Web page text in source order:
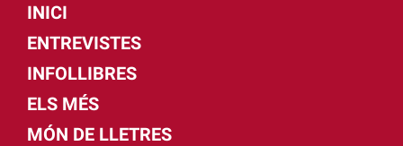
INICI
ENTREVISTES
INFOLLIBRES
ELS MÉS
MÓN DE LLETRES